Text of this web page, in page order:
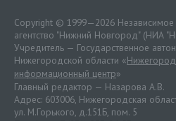
Copyright © 1999—2026
агентство "Нижний Новгород" (НИА
Учредитель — Государственное
Нижегородской области «
информационный центр»
Главный редактор — Назарова А.В.
Адрес: 603006, Нижегородская
ул. М.Горького, д.151Б, пом. 5